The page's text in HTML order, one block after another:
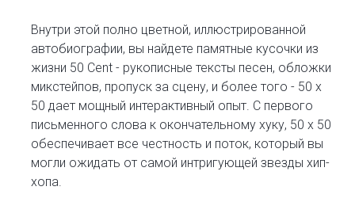
Внутри этой полно цветной, иллюстрированной
автобиографии, вы найдете памятные кусочки из
жизни 50 Cent - рукописные тексты песен, обложки
микстейпов, пропуск за сцену, и более того - 50 х
50 дает мощный интерактивный опыт. С первого
письменного слова к окончательному хуку, 50 х 50
обеспечивает все честность и поток, который вы
могли ожидать от самой интригующей звезды хип-
хопа.